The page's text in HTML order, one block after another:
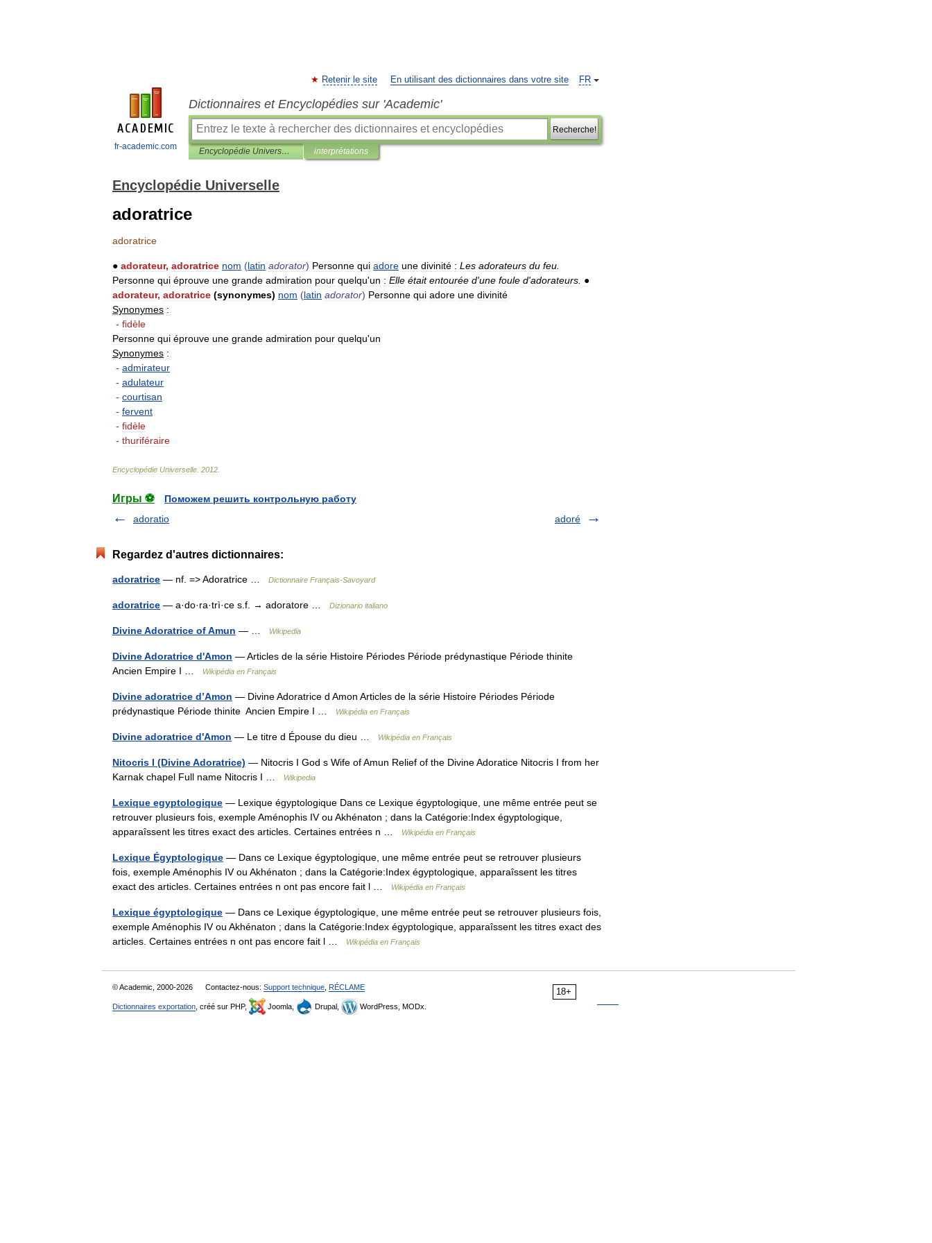
fr-academic.com
FR
Retenir le site En utilisant des dictionnaires dans votre site
Dictionnaires et Encyclopédies sur 'Academic'
Recherche!
Encyclopédie Universelle interprétations
Encyclopédie Universelle
adoratrice
adoratrice
● adorateur, adoratrice nom (latin adorator) Personne qui adore une divinité : Les adorateurs du feu
Personne qui éprouve une grande admiration pour quelqu'un : Elle était entourée d'une foule d'adorateurs ●
adorateur, adoratrice (synonymes) nom (latin adorator) Personne qui adore une divinité
Synonymes :
- fidèle
Personne qui éprouve une grande admiration pour quelqu'un
Synonymes :
- admirateur
- adulateur
- courtisan
- fervent
- fidèle
- thuriféraire
Encyclopédie Universelle 2012
Игры ⚽
Поможем решить контрольную работу
adoratio
adoré
Regardez d'autres dictionnaires:
adoratrice — nf. => Adoratrice … Dictionnaire Français-Savoyard
adoratrice — a·do·ra·trì·ce s.f. → adoratore … Dizionario italiano
Divine Adoratrice of Amun — … Wikipedia
Divine Adoratrice d'Amon — Articles de la série Histoire Périodes Période prédynastique Période thinite
Ancien Empire I …
Wikipédia en Français
Divine adoratrice d’Amon — Divine Adoratrice d Amon Articles de la série Histoire Périodes Période
prédynastique Période thinite Ancien Empire I …
Wikipédia en Français
Divine adoratrice d'Amon — Le titre d Épouse du dieu … Wikipédia en Français
Nitocris I (Divine Adoratrice) — Nitocris I God s Wife of Amun Relief of the Divine Adoratice Nitocris I from her
Karnak chapel Full name Nitocris I …
Wikipedia
Lexique egyptologique — Lexique égyptologique Dans ce Lexique égyptologique, une même entrée peut se
retrouver plusieurs fois, exemple Aménophis IV ou Akhénaton ; dans la Catégorie:Index égyptologique,
apparaîssent les titres exact des articles. Certaines entrées n …
Wikipédia en Français
Lexique Égyptologique — Dans ce Lexique égyptologique, une même entrée peut se retrouver plusieurs
fois, exemple Aménophis IV ou Akhénaton ; dans la Catégorie:Index égyptologique, apparaîssent les titres
exact des articles. Certaines entrées n ont pas encore fait l …
Wikipédia en Français
Lexique égyptologique — Dans ce Lexique égyptologique, une même entrée peut se retrouver plusieurs fois,
exemple Aménophis IV ou Akhénaton ; dans la Catégorie:Index égyptologique, apparaîssent les titres exact des
articles. Certaines entrées n ont pas encore fait l …
Wikipédia en Français
18+
© Academic, 2000-2026 Contactez-nous: Support technique RÉCLAME
Dictionnaires exportation , créé sur PHP, Joomla, Drupal, WordPress, MODx.